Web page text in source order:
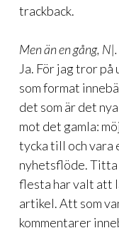
trackback.
Men än en gång,
Ja. För jag tror
som format
det som är det
mot det gamla:
tycka till och vara
nyhetsflöde. Titta
flesta har valt att
artikel. Att som
kommentarer